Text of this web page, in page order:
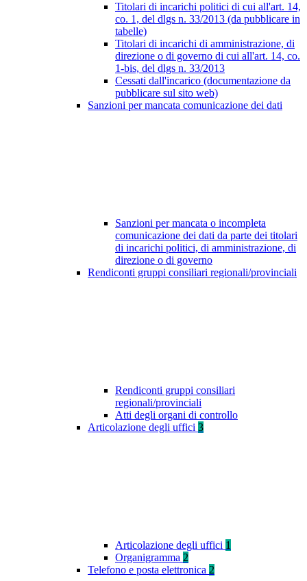
Titolari di incarichi politici di cui all'art. 14,
co. 1, del dlgs n. 33/2013 (da pubblicare in
tabelle)
Titolari di incarichi di amministrazione, di
direzione o di governo di cui all'art. 14, co.
1-bis, del dlgs n. 33/2013
Cessati dall'incarico (documentazione da
pubblicare sul sito web)
Sanzioni per mancata comunicazione dei dati
Sanzioni per mancata o incompleta
comunicazione dei dati da parte dei titolari
di incarichi politici, di amministrazione, di
direzione o di governo
Rendiconti gruppi consiliari regionali/provinciali
Rendiconti gruppi consiliari
regionali/provinciali
Atti degli organi di controllo
Articolazione degli uffici 3
Articolazione degli uffici 1
Organigramma 2
Telefono e posta elettronica 2